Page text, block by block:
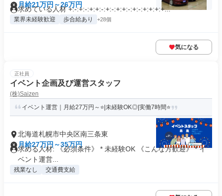
月給21万円～26万円
求めている人材 +:-:+:-:+:+:-:+:-:+:+:-:+:-:+:+:+:+...
業界未経験歓迎 歩合給あり +28個
気になる
正社員
イベント企画及び運営スタッフ
(株)Saizen
イベント運営｜月給27万円～⭐|未経験OK◎|実働7時間⭐
北海道札幌市中央区南三条東
月給27万円～35万円
求める人材: 《必須条件》 * 未経験OK 《こんな方歓迎》 * イ
ベント運営...
残業なし 交通費支給